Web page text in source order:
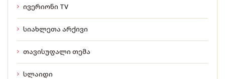
ივერიონი TV
სიახლეთა არქივი
თავისუფალი თემა
სლაიდი